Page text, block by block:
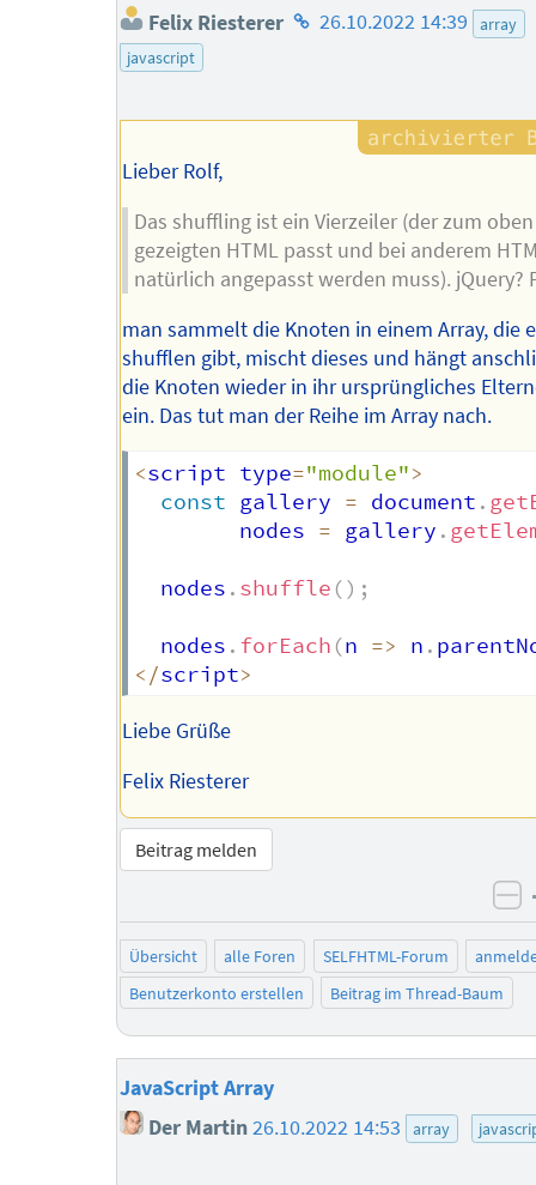
Felix Riesterer Homepage
26.10.2022 14:39
array
javascript
Lieber Rolf,
Das shuffling ist ein Vierzeiler (der zum oben
gezeigten HTML passt und bei anderem
natürlich angepasst werden muss).
man sammelt die Knoten in einem Array, die
shufflen gibt, mischt dieses und hängt
die Knoten wieder in ihr ursprüngliches
ein. Das tut man der Reihe im Array nach.
<script type="module">
const gallery = document .
        nodes
= gallery .
  nodes
. shuffle () ;
  nodes
. forEach (n => n .
< /script>
Liebe Grüße
Felix Riesterer
Beitrag melden
Übersicht alle Foren SELFHTML-Forum
Benutzerkonto erstellen
Beitrag im Thread-Baum
JavaScript Array
Der Martin 26.10.2022 14:53 array